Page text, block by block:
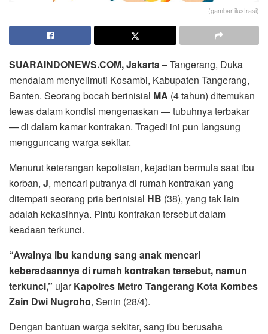
(gambar ilustrasi)
SUARAINDONEWS.COM, Jakarta –Tangerang, Duka
mendalam menyelimuti Kosambi, Kabupaten Tangerang,
Banten. Seorang bocah berinisial MA (4 tahun) ditemukan
tewas dalam kondisi mengenaskan — tubuhnya terbakar
— di dalam kamar kontrakan. Tragedi ini pun langsung
mengguncang warga sekitar.
Menurut keterangan kepolisian, kejadian bermula saat ibu
korban, J, mencari putranya di rumah kontrakan yang
ditempati seorang pria berinisial HB (38), yang tak lain
adalah kekasihnya. Pintu kontrakan tersebut dalam
keadaan terkunci.
“Awalnya ibu kandung sang anak mencari
keberadaannya di rumah kontrakan tersebut, namun
terkunci,” ujarKapolres Metro Tangerang Kota Kombes
Zain Dwi Nugroho, Senin (28/4).
Dengan bantuan warga sekitar, sang ibu berusaha